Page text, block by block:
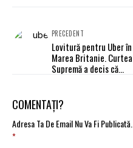
PRECEDENT
Lovitură pentru Uber în
Marea Britanie. Curtea
Supremă a decis că
independenți
COMENTAȚI?
Adresa Ta De Email Nu Va Fi Publicată.
*